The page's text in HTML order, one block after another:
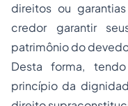
direitos ou
credor garantir
patrimônio do
Desta forma,
princípio da